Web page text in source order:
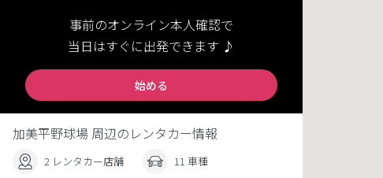
事前のオンライン本人確認で
当日はすぐに出発できます ♪
始める
加美平野球場 周辺のレンタカー情報
2 レンタカー店舗 11 車種